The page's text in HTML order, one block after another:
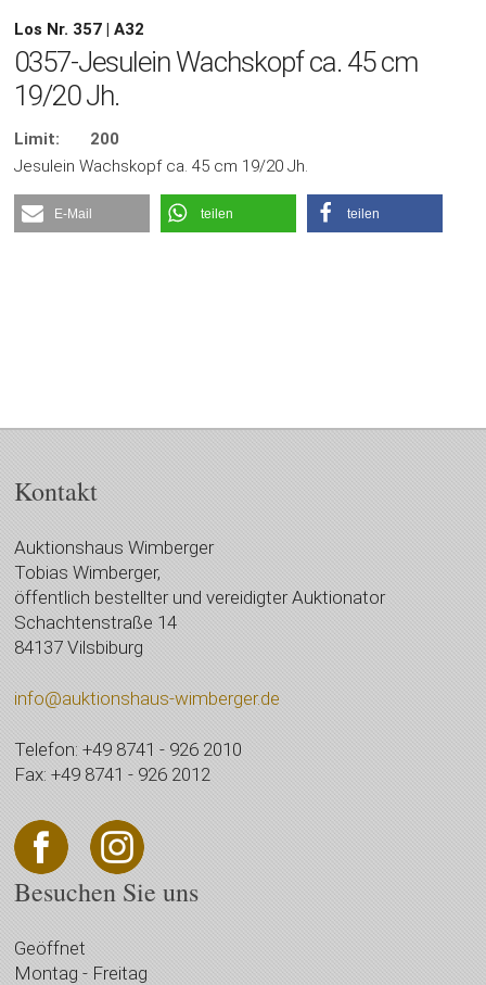
Los Nr. 357 | A32
0357-Jesulein Wachskopf ca. 45 cm
19/20 Jh.
Limit:
200
Jesulein Wachskopf ca. 45 cm 19/20 Jh.
E-Mail teilen teilen
Kontakt
Auktionshaus Wimberger
Tobias Wimberger,
öffentlich bestellter und vereidigter Auktionator
Schachtenstraße 14
84137 Vilsbiburg
info@auktionshaus-wimberger.de
Telefon: +49 8741 - 926 2010
Fax: +49 8741 - 926 2012
Besuchen Sie uns
Geöffnet
Montag - Freitag